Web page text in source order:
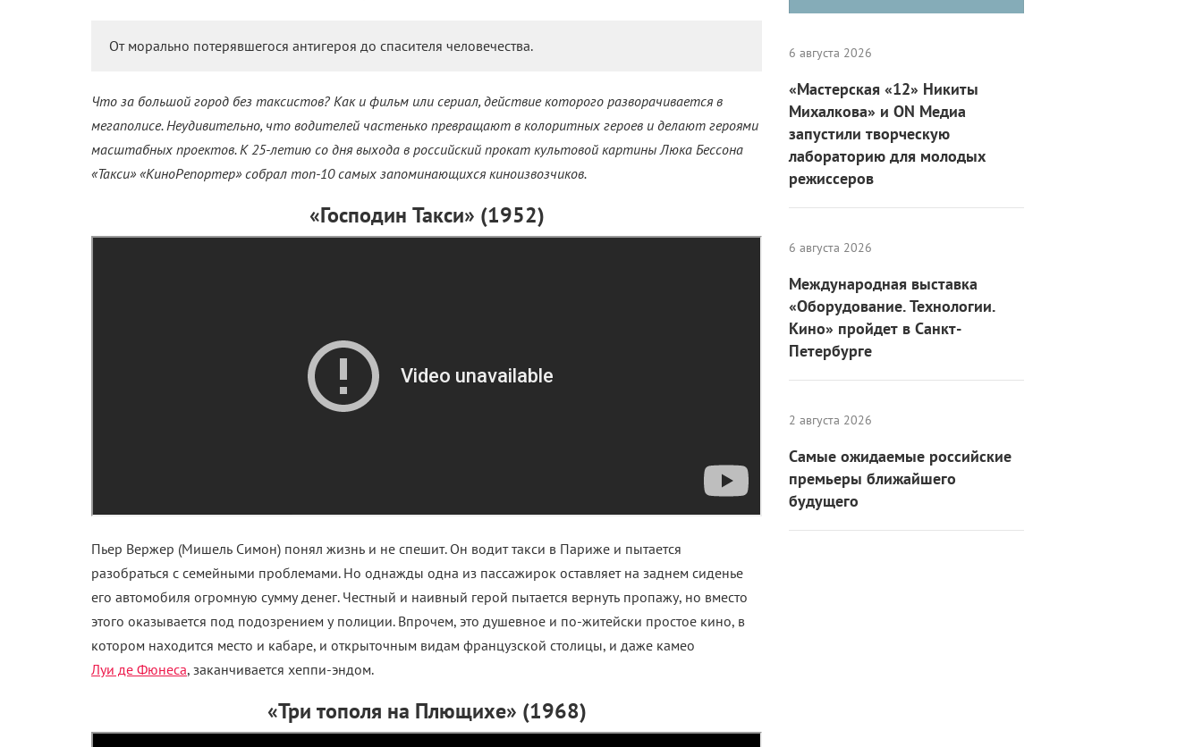
От морально потерявшегося антигероя до спасителя человечества.
Что за большой город без таксистов? Как и фильм или сериал, действие которого разворачивается в
мегаполисе. Неудивительно, что водителей частенько превращают в колоритных героев и делают героями
масштабных проектов. К 25-летию со дня выхода в российский прокат культовой картины Люка Бессона
«Такси» «КиноРепортер» собрал топ-10 самых запоминающихся киноизвозчиков.
«Господин Такси» (1952)
Пьер Вержер (Мишель Симон) понял жизнь и не спешит. Он водит такси в Париже и пытается
разобраться с семейными проблемами. Но однажды одна из пассажирок оставляет на заднем сиденье
его автомобиля огромную сумму денег. Честный и наивный герой пытается вернуть пропажу, но вместо
этого оказывается под подозрением у полиции. Впрочем, это душевное и по-житейски простое кино, в
котором находится место и кабаре, и открыточным видам французской столицы, и даже камео
Луи де Фюнеса, заканчивается хеппи-эндом.
«Три тополя на Плющихе» (1968)
6 августа 2026
«Мастерская «12» Никиты
Михалкова» и ON Медиа
запустили творческую
лабораторию для молодых
режиссеров
6 августа 2026
Международная выставка
«Оборудование. Технологии.
Кино» пройдет в Санкт-
Петербурге
2 августа 2026
Самые ожидаемые российские
премьеры ближайшего
будущего